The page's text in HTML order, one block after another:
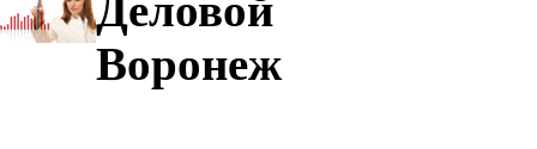
Воронеж